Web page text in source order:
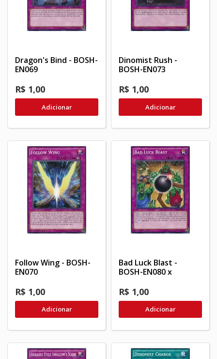
Dragon's Bind - BOSH-
EN069
R$ 1,00
Adicionar
Dinomist Rush -
BOSH-EN073
R$ 1,00
Adicionar
Follow Wing - BOSH-
EN070
R$ 1,00
Adicionar
Bad Luck Blast -
BOSH-EN080 x
R$ 1,00
Adicionar